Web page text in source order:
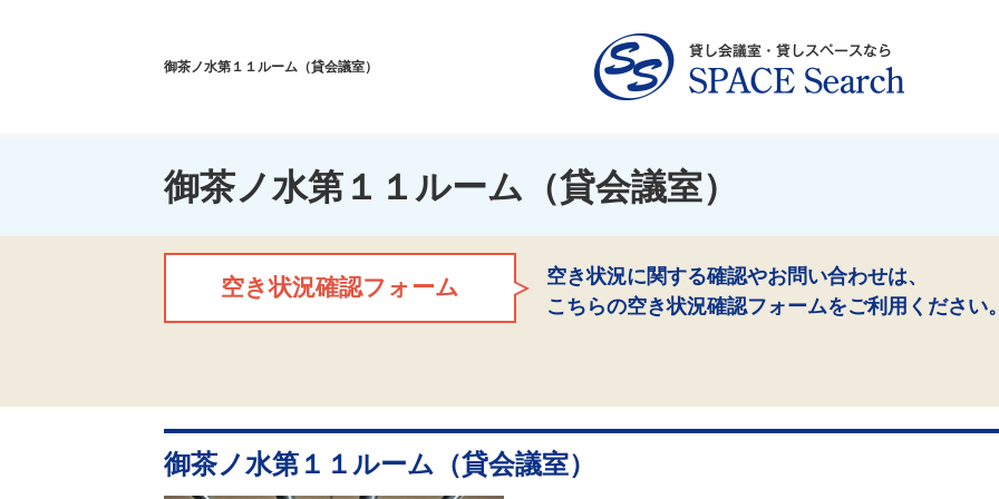
御茶ノ水第１１ルーム（貸会議室）
御茶ノ水第１１ルーム（貸会議室）
空き状況確認フォーム
空き状況に関する確認やお問い合わせは、
こちらの空き状況確認フォームをご利用ください
御茶ノ水第１１ルーム（貸会議室）